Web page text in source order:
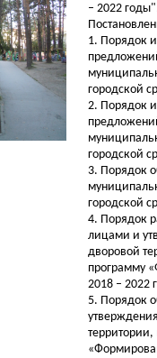
– 2022
1. Порядок
городской
2. Порядок
городской
3. Порядок
городской
4. Порядок
лицами и
дворовой
программу
2018 – 2022
5. Порядок